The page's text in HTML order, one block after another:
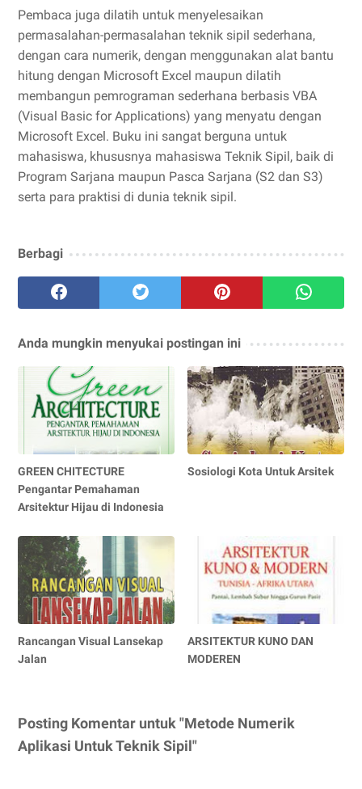
Pembaca juga dilatih untuk menyelesaikan
permasalahan-permasalahan teknik sipil sederhana,
dengan cara numerik, dengan menggunakan alat bantu
hitung dengan Microsoft Excel maupun dilatih
membangun pemrograman sederhana berbasis VBA
(Visual Basic for Applications) yang menyatu dengan
Microsoft Excel. Buku ini sangat berguna untuk
mahasiswa, khususnya mahasiswa Teknik Sipil, baik di
Program Sarjana maupun Pasca Sarjana (S2 dan S3)
serta para praktisi di dunia teknik sipil.
Berbagi
Anda mungkin menyukai postingan ini
GREEN CHITECTURE
Pengantar Pemahaman
Arsitektur Hijau di Indonesia
Sosiologi Kota Untuk Arsitek
Rancangan Visual Lansekap
Jalan
ARSITEKTUR KUNO DAN
MODEREN
Posting Komentar untuk "Metode Numerik
Aplikasi Untuk Teknik Sipil"